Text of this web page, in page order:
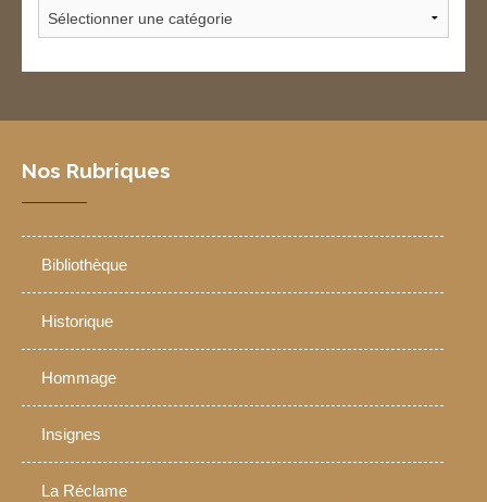
Nos Rubriques
Bibliothèque
Historique
Hommage
Insignes
La Réclame